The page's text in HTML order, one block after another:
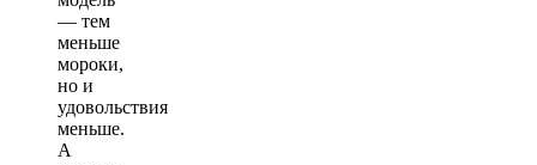
— тем
меньше
мороки,
но и
удовольствия
меньше.
А